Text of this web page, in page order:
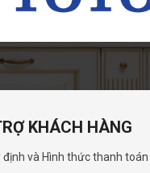
KHÁCH HÀNG
định và Hình thức thanh toán